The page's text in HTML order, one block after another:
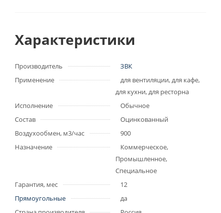
Характеристики
Производитель
ЗВК
Применение
для вентиляции, для кафе,
для кухни, для ресторна
Исполнение
Обычное
Состав
Оцинкованный
Воздухообмен, м3/час
900
Назначение
Коммерческое,
Промышленное,
Специальное
Гарантия, мес
12
Прямоугольные
да